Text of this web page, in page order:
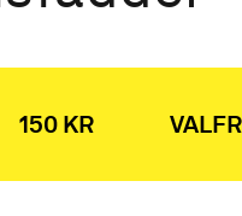
150 KR